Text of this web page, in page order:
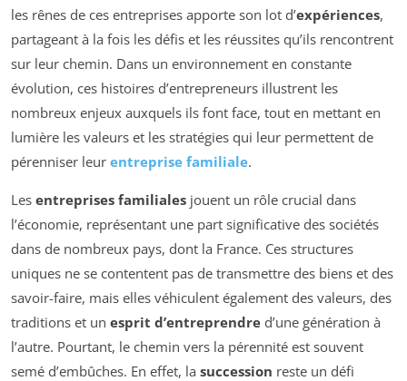
les rênes de ces entreprises apporte son lot d’expériences,
partageant à la fois les défis et les réussites qu’ils rencontrent
sur leur chemin. Dans un environnement en constante
évolution, ces histoires d’entrepreneurs illustrent les
nombreux enjeux auxquels ils font face, tout en mettant en
lumière les valeurs et les stratégies qui leur permettent de
pérenniser leur entreprise familiale.
Les entreprises familiales jouent un rôle crucial dans
l’économie, représentant une part significative des sociétés
dans de nombreux pays, dont la France. Ces structures
uniques ne se contentent pas de transmettre des biens et des
savoir-faire, mais elles véhiculent également des valeurs, des
traditions et un esprit d’entreprendre d’une génération à
l’autre. Pourtant, le chemin vers la pérennité est souvent
semé d’embûches. En effet, la succession reste un défi